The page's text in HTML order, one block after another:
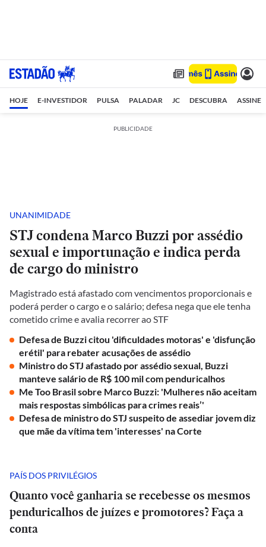
HOJE E-INVESTIDOR PULSA PALADAR JC DESCUBRA ASSINE
PUBLICIDADE
UNANIMIDADE
STJ condena Marco Buzzi por assédio
sexual e importunação e indica perda
de cargo do ministro
Magistrado está afastado com vencimentos proporcionais e
poderá perder o cargo e o salário; defesa nega que ele tenha
cometido crime e avalia recorrer ao STF
Defesa de Buzzi citou 'dificuldades motoras' e 'disfunção
erétil' para rebater acusações de assédio
Ministro do STJ afastado por assédio sexual, Buzzi
manteve salário de R$ 100 mil com penduricalhos
Me Too Brasil sobre Marco Buzzi: 'Mulheres não aceitam
mais respostas simbólicas para crimes reais’'
Defesa de ministro do STJ suspeito de assediar jovem diz
que mãe da vítima tem 'interesses' na Corte
PAÍS DOS PRIVILÉGIOS
Quanto você ganharia se recebesse os mesmos
penduricalhos de juízes e promotores? Faça a
conta